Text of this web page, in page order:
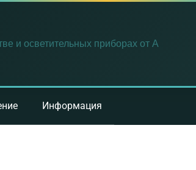
и осветительных приборах от А
Информация